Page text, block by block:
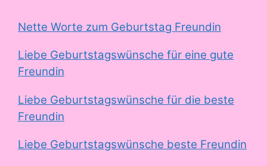
Nette Worte zum Geburtstag Freundin
Liebe Geburtstagswünsche für eine gute
Freundin
Liebe Geburtstagswünsche für die beste
Freundin
Liebe Geburtstagswünsche beste Freundin